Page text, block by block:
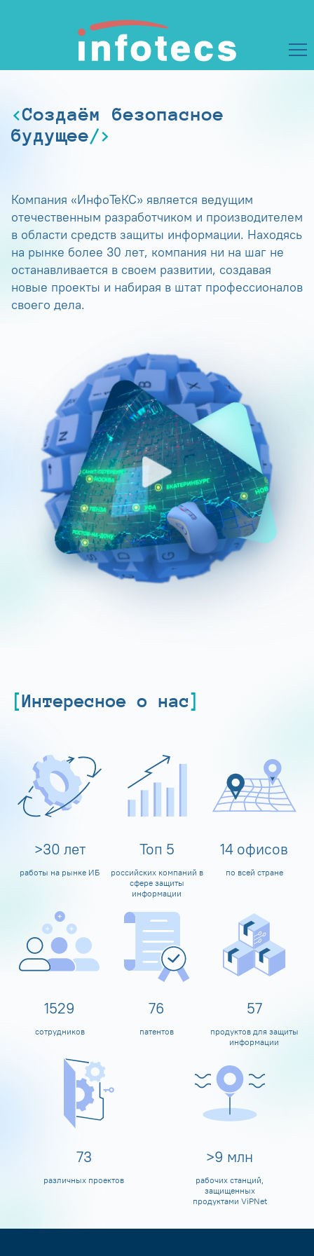
Создаём безопасное
будущее
Компания «ИнфоТеКС» является ведущим
отечественным разработчиком и производителем
в области средств защиты информации. Находясь
на рынке более 30 лет, компания ни на шаг не
останавливается в своем развитии, создавая
новые проекты и набирая в штат профессионалов
своего дела.
Интересное о нас
>30 лет
работы на рынке ИБ
Топ 5
российских компаний в
сфере защиты
информации
14 офисов
по всей стране
1600
сотрудников
80
патентов
60
продуктов для защиты
информации
79
различных проектов
>10 млн
рабочих станций,
защищенных
продуктами ViPNet